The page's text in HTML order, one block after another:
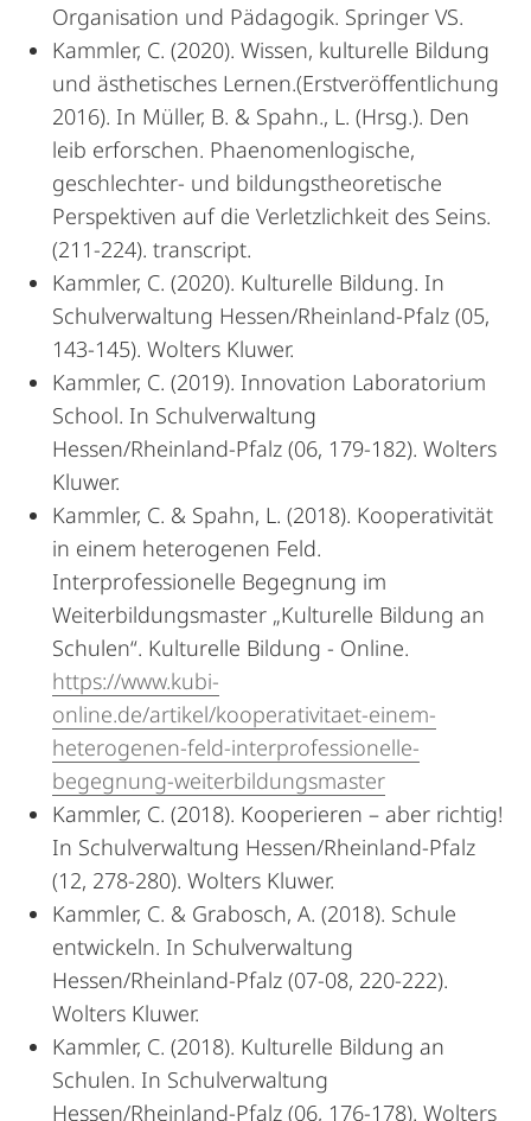
Organisation und Pädagogik. Springer VS.
Kammler, C. (2020). Wissen, kulturelle Bildung
und ästhetisches Lernen.(Erstveröffentlichung
2016). In Müller, B. & Spahn., L. (Hrsg.). Den
leib erforschen. Phaenomenlogische,
geschlechter- und bildungstheoretische
Perspektiven auf die Verletzlichkeit des Seins.
(211-224). transcript.
Kammler, C. (2020). Kulturelle Bildung. In
Schulverwaltung Hessen/Rheinland-Pfalz (05,
143-145). Wolters Kluwer.
Kammler, C. (2019). Innovation Laboratorium
School. In Schulverwaltung
Hessen/Rheinland-Pfalz (06, 179-182). Wolters
Kluwer.
Kammler, C. & Spahn, L. (2018). Kooperativität
in einem heterogenen Feld.
Interprofessionelle Begegnung im
Weiterbildungsmaster „Kulturelle Bildung an
Schulen“. Kulturelle Bildung - Online.
https://www.kubi-
online.de/artikel/kooperativitaet-einem-
heterogenen-feld-interprofessionelle-
begegnung-weiterbildungsmaster
Kammler, C. (2018). Kooperieren – aber richtig!
In Schulverwaltung Hessen/Rheinland-Pfalz
(12, 278-280). Wolters Kluwer.
Kammler, C. & Grabosch, A. (2018). Schule
entwickeln. In Schulverwaltung
Hessen/Rheinland-Pfalz (07-08, 220-222).
Wolters Kluwer.
Kammler, C. (2018). Kulturelle Bildung an
Schulen. In Schulverwaltung
Hessen/Rheinland-Pfalz (06, 176-178). Wolters